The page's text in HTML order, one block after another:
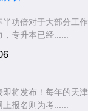
功倍对于大部分工作
专升本已经......
将发布！每年的天津
报名则为考......